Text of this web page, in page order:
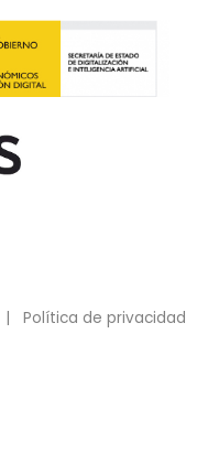
Política de privacidad